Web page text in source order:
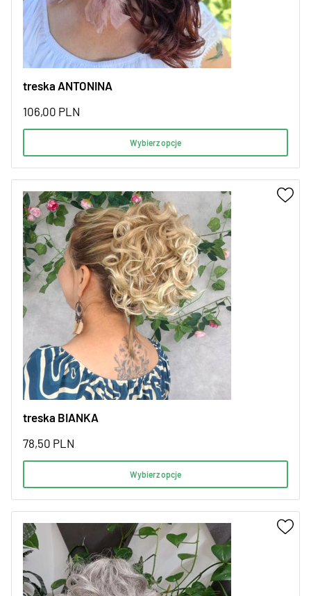
treska ANTONINA
106,00 PLN
Wybierz opcje
treska BIANKA
78,50 PLN
Wybierz opcje